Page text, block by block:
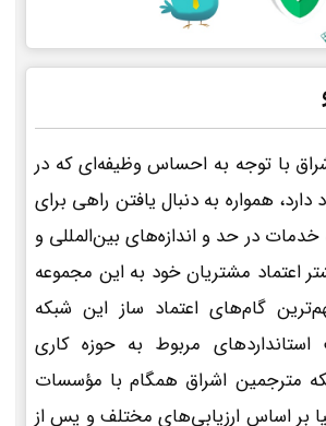
با توجه به احساس وظیفه‌ای که در
همواره به دنبال یافتن راهی برای
خدمات در حد و اندازه‌های بین‌المللی و
اعتماد مشتریان خود به این مجموعه
گام‌های اعتماد ساز این شبکه
استانداردهای مربوط به حوزه کاری
اشراق همگام با مؤسسات
بر اساس ارزیابی‌های مختلف و پس از